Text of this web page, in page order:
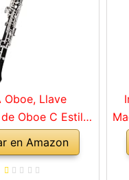
Oboe, Llave
Oboe C Estilo
Llaves
Instrumento de
con Guantes
en Amazon